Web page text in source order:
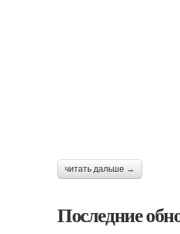
читать дальше →
Последние